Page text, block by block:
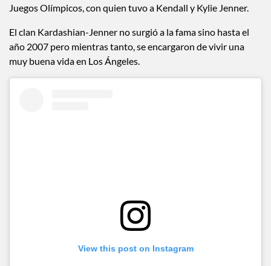
Juegos Olímpicos, con quien tuvo a Kendall y Kylie Jenner.
El clan Kardashian-Jenner no surgió a la fama sino hasta el
año 2007 pero mientras tanto, se encargaron de vivir una
muy buena vida en Los Ángeles.
View this post on Instagram